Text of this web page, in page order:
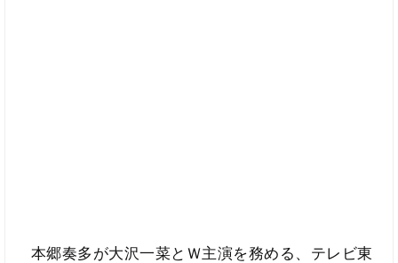
本郷奏多が大沢一菜とＷ主演を務める、テレビ東